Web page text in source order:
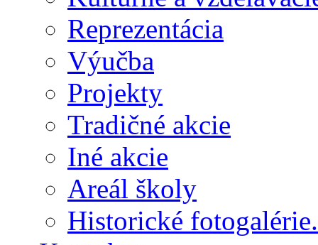
Reprezentácia
Výučba
Projekty
Tradičné akcie
Iné akcie
Areál školy
Historické